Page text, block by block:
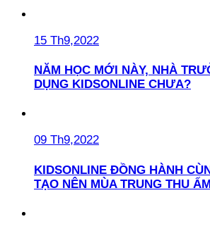
15 Th9,2022
NĂM HỌC MỚI NÀY, NHÀ
DỤNG KIDSONLINE CHƯA?
09 Th9,2022
KIDSONLINE ĐỒNG HÀNH
TẠO NÊN MÙA TRUNG THU